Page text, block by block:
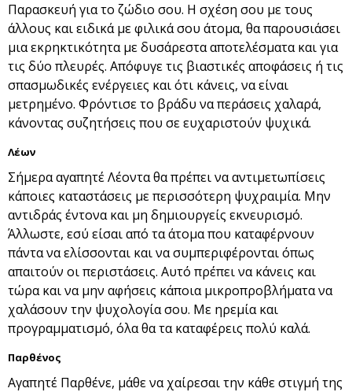
Παρασκευή για το ζώδιο σου. Η σχέση σου με τους
άλλους και ειδικά με φιλικά σου άτομα, θα παρουσιάσει
μια εκρηκτικότητα με δυσάρεστα αποτελέσματα και για
τις δύο πλευρές. Απόφυγε τις βιαστικές αποφάσεις ή τις
σπασμωδικές ενέργειες και ότι κάνεις, να είναι
μετρημένο. Φρόντισε το βράδυ να περάσεις χαλαρά,
κάνοντας συζητήσεις που σε ευχαριστούν ψυχικά.
Λέων
Σήμερα αγαπητέ Λέοντα θα πρέπει να αντιμετωπίσεις
κάποιες καταστάσεις με περισσότερη ψυχραιμία. Μην
αντιδράς έντονα και μη δημιουργείς εκνευρισμό.
Άλλωστε, εσύ είσαι από τα άτομα που καταφέρνουν
πάντα να ελίσσονται και να συμπεριφέρονται όπως
απαιτούν οι περιστάσεις. Αυτό πρέπει να κάνεις και
τώρα και να μην αφήσεις κάποια μικροπροβλήματα να
χαλάσουν την ψυχολογία σου. Με ηρεμία και
προγραμματισμό, όλα θα τα καταφέρεις πολύ καλά.
Παρθένος
Αγαπητέ Παρθένε, μάθε να χαίρεσαι την κάθε στιγμή της